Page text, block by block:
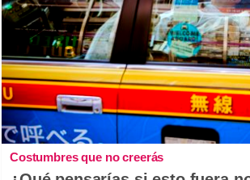
Costumbres que no creerás